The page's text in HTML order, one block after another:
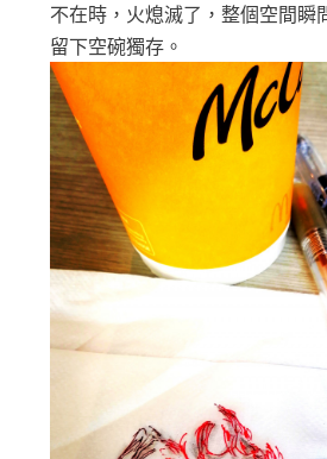
不在時，火熄滅了，整個空間瞬
留下空碗獨存。